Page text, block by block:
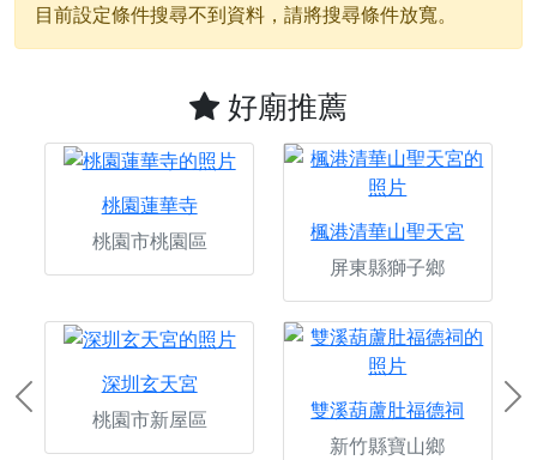
目前設定條件搜尋不到資料，請將搜尋條件放寬。
好廟推薦
桃園蓮華寺
桃園市桃園區
楓港清華山聖天宮
屏東縣獅子鄉
深圳玄天宮
桃園市新屋區
雙溪葫蘆肚福德祠
新竹縣寶山鄉
Previous